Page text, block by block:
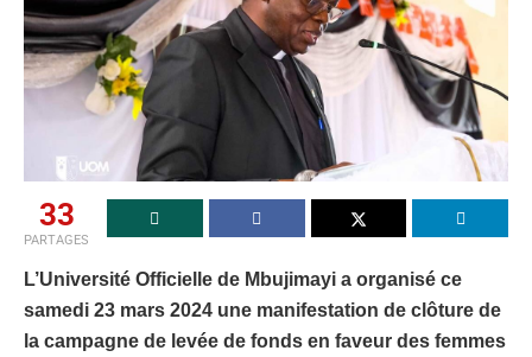
33
PARTAGES
L’Université Officielle de Mbujimayi a organisé ce
samedi 23 mars 2024 une manifestation de clôture de
la campagne de levée de fonds en faveur des femmes